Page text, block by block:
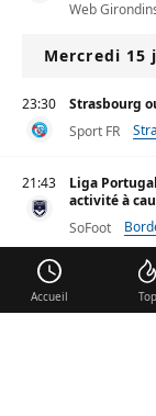
Web
Mercredi 15
23:30
Strasbourg
Sport FR
21:43
Liga
activité à
SoFoot
Mercato OL
Accueil Top